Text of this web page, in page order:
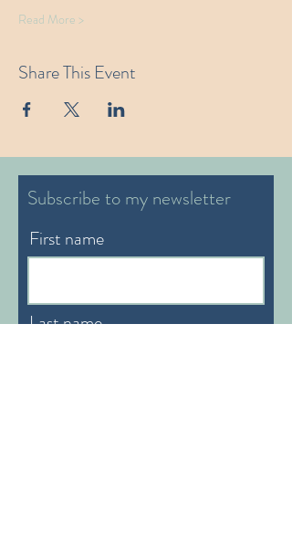
Read More >
Share This Event
Subscribe to my newsletter
First name
Last name